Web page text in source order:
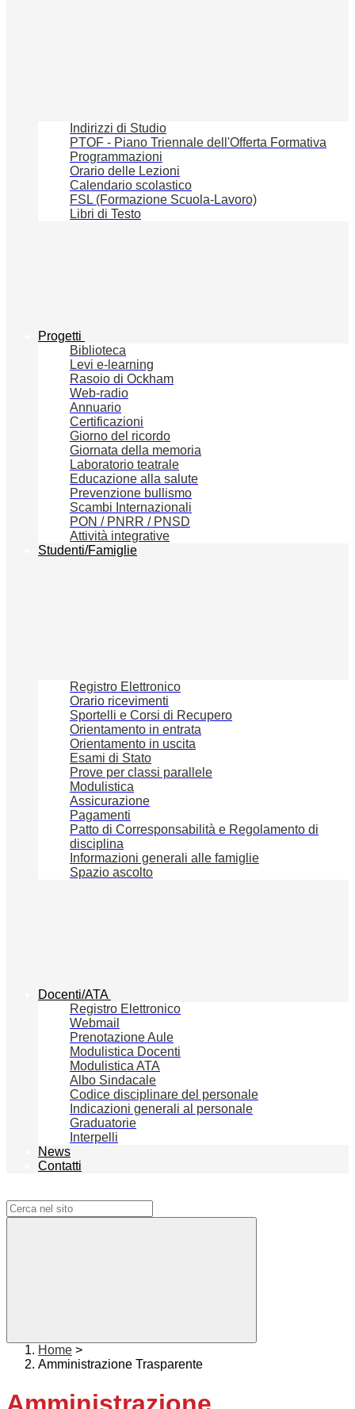
Indirizzi di Studio
PTOF - Piano Triennale dell'Offerta Formativa
Programmazioni
Orario delle Lezioni
Calendario scolastico
FSL (Formazione Scuola-Lavoro)
Libri di Testo
Progetti
Biblioteca
Levi e-learning
Rasoio di Ockham
Web-radio
Annuario
Certificazioni
Giorno del ricordo
Giornata della memoria
Laboratorio teatrale
Educazione alla salute
Prevenzione bullismo
Scambi Internazionali
PON / PNRR / PNSD
Attività integrative
Studenti/Famiglie
Registro Elettronico
Orario ricevimenti
Sportelli e Corsi di Recupero
Orientamento in entrata
Orientamento in uscita
Esami di Stato
Prove per classi parallele
Modulistica
Assicurazione
Pagamenti
Patto di Corresponsabilità e Regolamento di
disciplina
Informazioni generali alle famiglie
Spazio ascolto
Docenti/ATA
Registro Elettronico
Webmail
Prenotazione Aule
Modulistica Docenti
Modulistica ATA
Albo Sindacale
Codice disciplinare del personale
Indicazioni generali al personale
Graduatorie
Interpelli
News
Contatti
Home >
Amministrazione Trasparente
Amministrazione